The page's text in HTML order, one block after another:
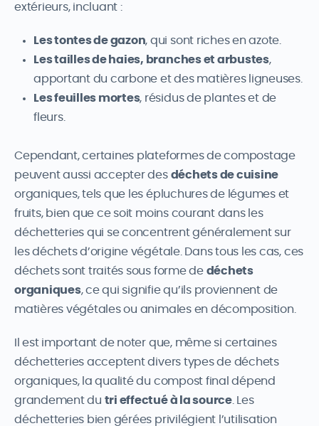
extérieurs, incluant :
Les tontes de gazon, qui sont riches en azote.
Les tailles de haies, branches et arbustes,
apportant du carbone et des matières ligneuses.
Les feuilles mortes, résidus de plantes et de
fleurs.
Cependant, certaines plateformes de compostage
peuvent aussi accepter des déchets de cuisine
organiques, tels que les épluchures de légumes et
fruits, bien que ce soit moins courant dans les
déchetteries qui se concentrent généralement sur
les déchets d’origine végétale. Dans tous les cas, ces
déchets sont traités sous forme de déchets
organiques, ce qui signifie qu’ils proviennent de
matières végétales ou animales en décomposition.
Il est important de noter que, même si certaines
déchetteries acceptent divers types de déchets
organiques, la qualité du compost final dépend
grandement du tri effectué à la source. Les
déchetteries bien gérées privilégient l’utilisation